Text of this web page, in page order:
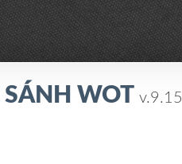
SÁNH WOTv.9.15